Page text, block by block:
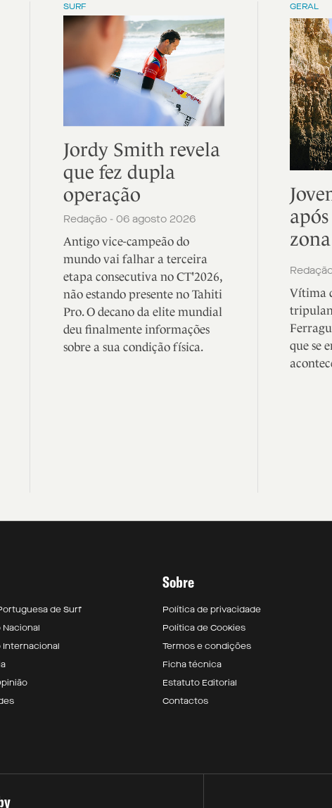
SURF
Jordy Smith revela
que fez dupla
operação
Redação - 06 agosto 2026
Antigo vice-campeão do
mundo vai falhar a terceira
etapa consecutiva no CT'2026,
não estando presente no Tahiti
Pro. O decano da elite mundial
deu finalmente informações
sobre a sua condição física.
GERAL
Vítima
que se
de Surf
Sobre
Política de privacidade
Política de Cookies
Termos e condições
Ficha técnica
Estatuto Editorial
Contactos